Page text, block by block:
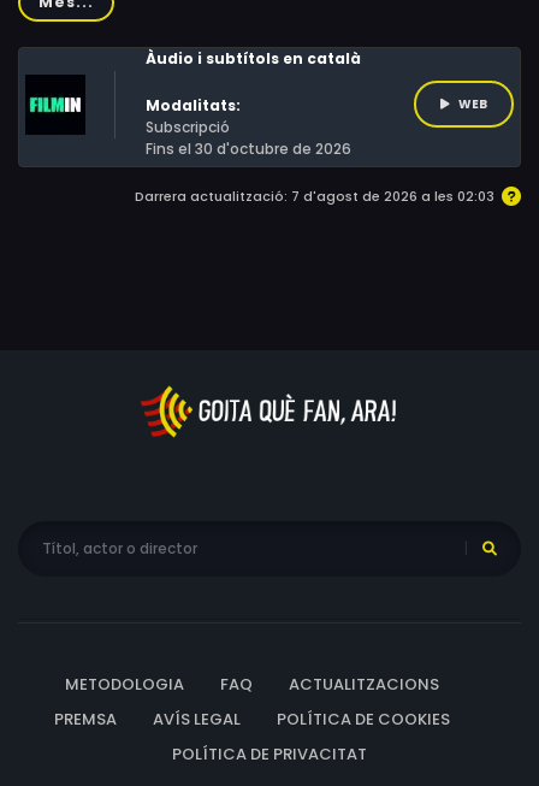
de la complexa situació familiar.
Àudio i subtítols en català
Modalitats:
Subscripció
Fins el 30 d'octubre de 2026
WEB
Darrera actualització: 7 d'agost de 2026 a les 02:03
METODOLOGIA FAQ
ACTUALITZACIONS
PREMSA
AVÍS LEGAL
POLÍTICA DE COOKIES
POLÍTICA DE PRIVACITAT